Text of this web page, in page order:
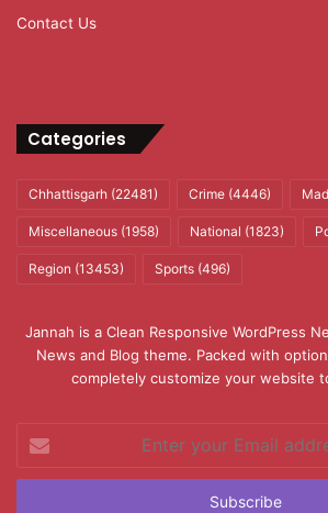
Contact Us
Categories
Chhattisgarh (22481) Crime (4446)
Miscellaneous (1958) National (1823)
Region (13453) Sports (496)
Jannah is a Clean Responsive WordPress
News and Blog theme. Packed with
completely customize your website
your
Email